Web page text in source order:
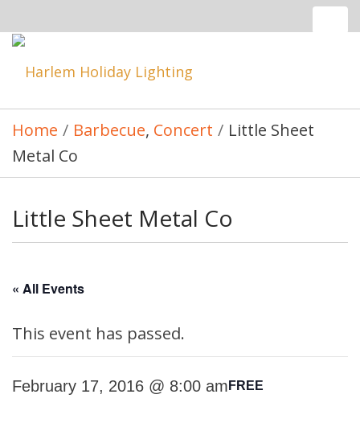
Home / Barbecue, Concert / Little Sheet
Metal Co
Little Sheet Metal Co
« All Events
This event has passed.
February 17, 2016 @ 8:00 am FREE